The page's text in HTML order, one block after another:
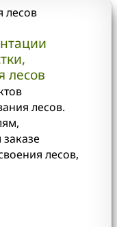
лесов
лесов.
лесов,